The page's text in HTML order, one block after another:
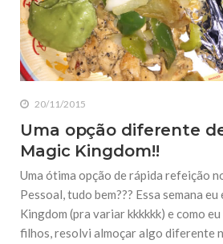
20/11/2015
Uma opção diferente
Magic Kingdom!!
Uma ótima opção de rápida refeição
Pessoal, tudo bem??? Essa semana
Kingdom (pra variar kkkkkk) e como
filhos, resolvi almoçar algo diferente